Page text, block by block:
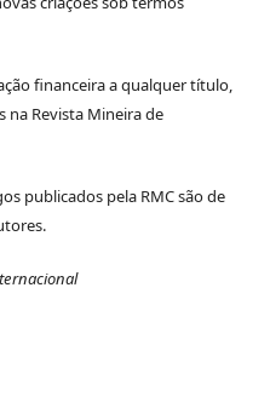
financeira a qualquer título,
na Revista Mineira de
publicados pela RMC são de